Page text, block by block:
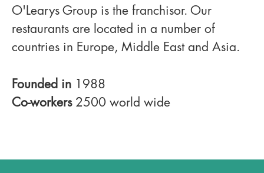
O'Learys Group is the franchisor. Our
restaurants are located in a number of
countries in Europe, Middle East and Asia.
Founded in 1988
Co-workers 2500 world wide